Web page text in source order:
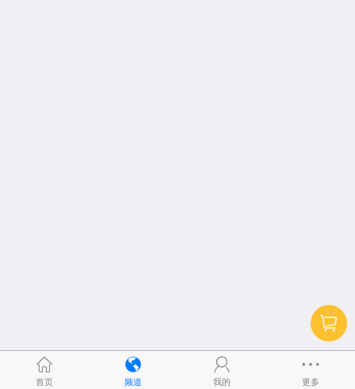
首页 频道 我的 更多